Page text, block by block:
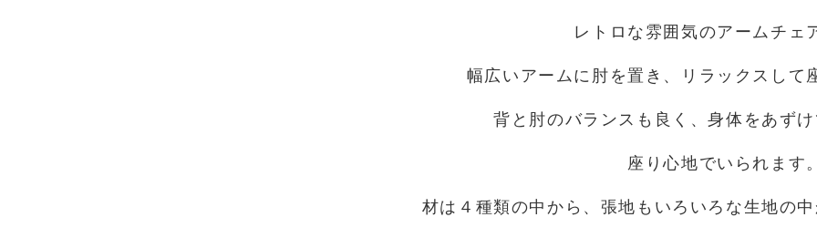
レトロな雰囲気のアームチェ
幅広いアームに肘を置き、リラックスして
背と肘のバランスも良く、身体をあず
座り心地でいられます
材は４種類の中から、張地もいろいろな生地の